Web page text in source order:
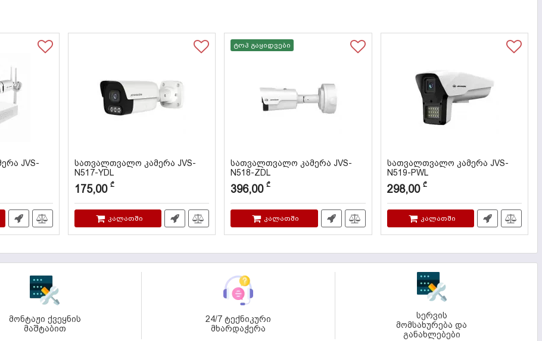
JVS-
სათვალთვალო კამერა JVS-
N517-YDL
კოდი: 000045
175,00 ₾
კალათში
ტოპ გაყიდვები
სათვალთვალო კამერა JVS-
N518-ZDL
კოდი: 000121
396,00 ₾
კალათში
სათვალთვალო კამერა JVS-
N519-PWL
კოდი: 000115
298,00 ₾
კალათში
მონტაჟი ქვეყნის
მაშტაბით
24/7 ტექნიკური
მხარდაჭერა
სერვის
მომსახურება და
განახლებები